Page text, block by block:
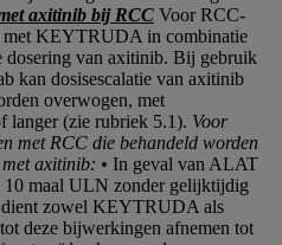
axitinib bij RCC Voor RCC-
met KEYTRUDA in combinatie
dosering van axitinib. Bij gebruik
kan dosisescalatie van axitinib
overwogen, met
langer (zie rubriek 5.1). Voor
met RCC die behandeld worden
axitinib: • In geval van ALAT
maal ULN zonder gelijktijdig
zowel KEYTRUDA als
deze bijwerkingen afnemen tot